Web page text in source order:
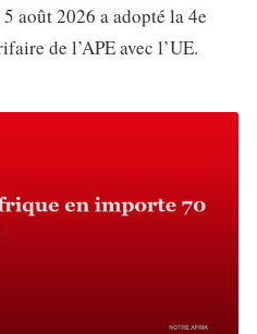
août 2026 a adopté la 4e
de l’APE avec l’UE.